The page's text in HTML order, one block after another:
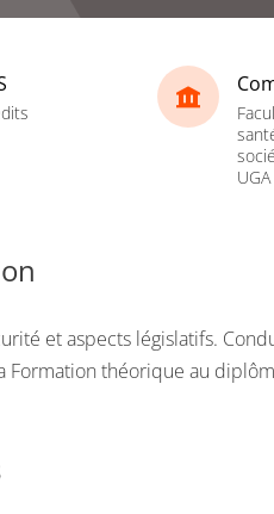
UGA
et aspects législatifs.
Formation théorique au